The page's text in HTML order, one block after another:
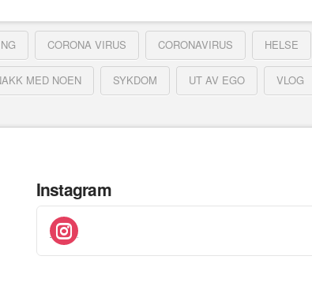
CORONA VIRUS CORONAVIRUS HELSE
MED NOEN SYKDOM UT AV EGO VLOG
Instagram
instagram